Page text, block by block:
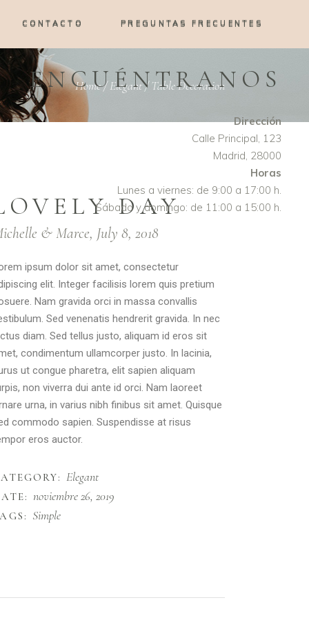
CONTACTO PREGUNTAS FRECUENTES
CONTACTO PREGUNTAS FRECUENTES
ENCUÉNTRANOS
Dirección
Calle Principal, 123
Madrid, 28000
Horas
Lunes a viernes: de 9:00 a 17:00 h.
Sábado y domingo: de 11:00 a 15:00 h.
Home/Elegant/Table Decoration
DAY
& Marce, July 8, 2018
ipsum dolor sit amet, consectetur
elit. Integer facilisis lorem quis pretium
Nam gravida orci in massa convallis
Sed venenatis hendrerit gravida. In nec
diam. Sed tellus justo, aliquam id eros sit
condimentum ullamcorper justo. In lacinia,
ut congue pharetra, elit sapien aliquam
non viverra dui ante id orci. Nam laoreet
urna, in varius nibh finibus sit amet. Quisque
commodo sapien. Suspendisse at risus
eros auctor.
Elegant
noviembre 26, 2019
Simple